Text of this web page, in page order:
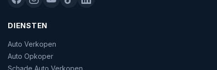
DIENSTEN
Auto Verkopen
Auto Opkoper
Schade Auto Verkopen